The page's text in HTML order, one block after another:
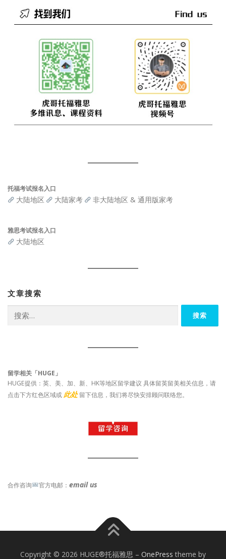
托福考试报名入口
大陆地区 大陆家考 非大陆地区 & 通用版家考
雅思考试报名入口
大陆地区
文章搜索
索：
留学相关「HUGE」
HUGE提供：英、美、加、新、HK等地区留学建议 具体留英留美相关信息，请
点击下方红色区域或此处 留下信息，我们将尽快安排顾问联络您。
合作咨询 官方电邮： email us
Copyright © 2026 HUGE®托福雅思 – OnePress theme by